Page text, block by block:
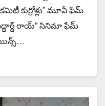
కుర్రోళ్లు” మూవీ ఫేమ్
రాయ్” సినిమా ఫేమ్